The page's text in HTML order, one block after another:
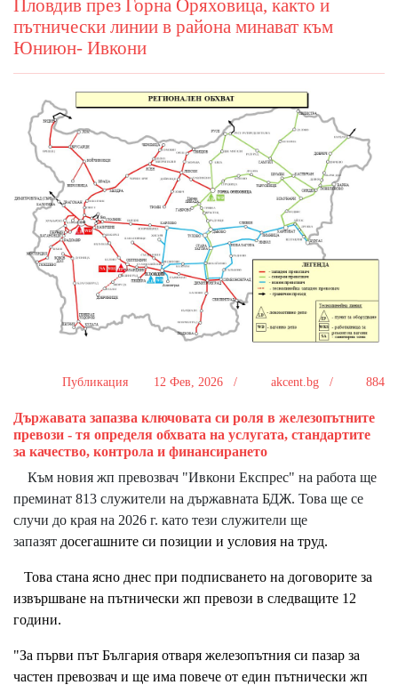
Пловдив през Горна Оряховица, както и
пътнически линии в района минават към
Юниюн- Ивкони
Публикация 12 Фев, 2026 / akcent.bg / 884
Държавата запазва ключовата си роля в железопътните
превози - тя определя обхвата на услугата, стандартите
за качество, контрола и финансирането
Към новия жп превозвач "Ивкони Експрес" на работа ще
преминат 813 служители на държавната БДЖ. Това ще се
случи до края на 2026 г. като тези служители ще
запазят досегашните си позиции и условия на труд.
Това стана ясно днес при подписването на договорите за
извършване на пътнически жп превози в следващите 12
години.
"За първи път България отваря железопътния си пазар за
частен превозвач и ще има повече от един пътнически жп